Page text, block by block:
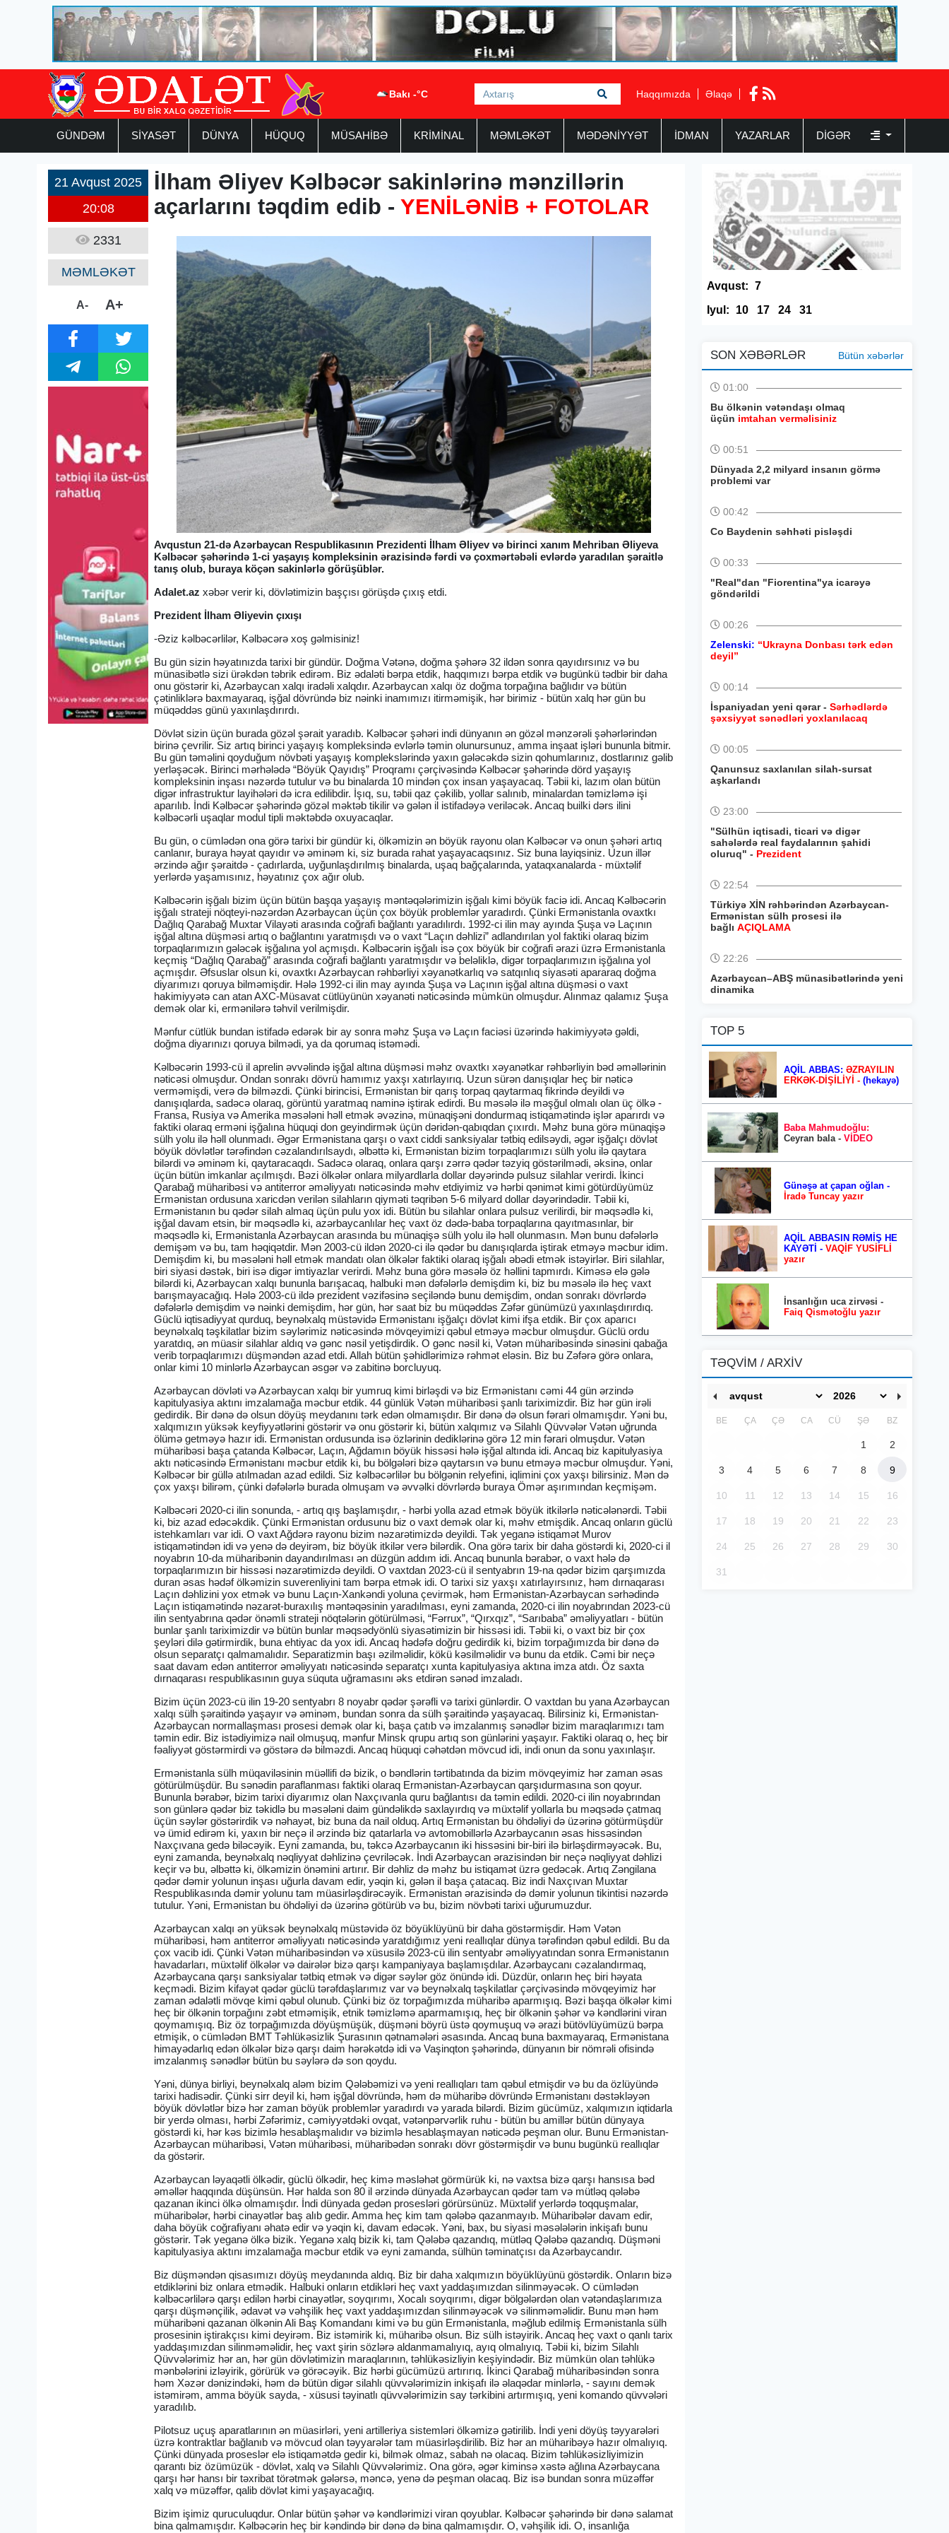
Bakı -°C Haqqımızda Əlaqə
GÜNDƏM SİYASƏT DÜNYA HÜQUQ MÜSAHİBƏ KRİMİNAL MƏMLƏKƏT MƏDƏNİYYƏT İDMAN YAZARLAR DIGƏR
21 Avqust 2025
20:08
2331
MƏMLƏKƏT
A- A+
İlham Əliyev Kəlbəcər sakinlərinə mənzillərin
açarlarını təqdim edib -YENİLƏNİB + FOTOLAR
Avqustun 21-də Azərbaycan Respublikasının Prezidenti İlham Əliyev və birinci xanım Mehriban Əliyeva
Kəlbəcər şəhərində 1-ci yaşayış kompleksinin ərazisində fərdi və çoxmərtəbəli evlərdə yaradılan şəraitlə
tanış olub, buraya köçən sakinlərlə görüşüblər.
Adalet.azxəbər verir ki, dövlətimizin başçısı görüşdə çıxış etdi.
Prezident İlham Əliyevin çıxışı
-Əziz kəlbəcərlilər, Kəlbəcərə xoş gəlmisiniz!
Bu gün sizin həyatınızda tarixi bir gündür. Doğma Vətənə, doğma şəhərə 32 ildən sonra qayıdırsınız və bu
münasibətlə sizi ürəkdən təbrik edirəm. Biz ədaləti bərpa etdik, haqqımızı bərpa etdik və bugünkü tədbir bir daha
onu göstərir ki, Azərbaycan xalqı iradəli xalqdır. Azərbaycan xalqı öz doğma torpağına bağlıdır və bütün
çətinliklərə baxmayaraq, işğal dövründə biz nəinki inamımızı itirməmişik, hər birimiz - bütün xalq hər gün bu
müqəddəs günü yaxınlaşdırırdı.
Dövlət sizin üçün burada gözəl şərait yaradıb. Kəlbəcər şəhəri indi dünyanın ən gözəl mənzərəli şəhərlərindən
birinə çevrilir. Siz artıq birinci yaşayış kompleksində evlərlə təmin olunursunuz, amma inşaat işləri bununla bitmir.
Bu gün təməlini qoyduğum növbəti yaşayış komplekslərində yaxın gələcəkdə sizin qohumlarınız, dostlarınız gəlib
yerləşəcək. Birinci mərhələdə “Böyük Qayıdış” Proqramı çərçivəsində Kəlbəcər şəhərində dörd yaşayış
kompleksinin inşası nəzərdə tutulur və bu binalarda 10 mindən çox insan yaşayacaq. Təbii ki, lazım olan bütün
digər infrastruktur layihələri də icra edilibdir. İşıq, su, təbii qaz çəkilib, yollar salınıb, minalardan təmizləmə işi
aparılıb. İndi Kəlbəcər şəhərində gözəl məktəb tikilir və gələn il istifadəyə veriləcək. Ancaq builki dərs ilini
kəlbəcərli uşaqlar modul tipli məktəbdə oxuyacaqlar.
Bu gün, o cümlədən ona görə tarixi bir gündür ki, ölkəmizin ən böyük rayonu olan Kəlbəcər və onun şəhəri artıq
canlanır, buraya həyat qayıdır və əminəm ki, siz burada rahat yaşayacaqsınız. Siz buna layiqsiniz. Uzun illər
ərzində ağır şəraitdə - çadırlarda, uyğunlaşdırılmış binalarda, uşaq bağçalarında, yataqxanalarda - müxtəlif
yerlərdə yaşamısınız, həyatınız çox ağır olub.
Kəlbəcərin işğalı bizim üçün bütün başqa yaşayış məntəqələrimizin işğalı kimi böyük faciə idi. Ancaq Kəlbəcərin
işğalı strateji nöqteyi-nəzərdən Azərbaycan üçün çox böyük problemlər yaradırdı. Çünki Ermənistanla ovaxtkı
Dağlıq Qarabağ Muxtar Vilayəti arasında coğrafi bağlantı yaradılırdı. 1992-ci ilin may ayında Şuşa və Laçının
işğal altına düşməsi artıq o bağlantını yaratmışdı və o vaxt “Laçın dəhlizi” adlandırılan yol faktiki olaraq bizim
torpaqlarımızın gələcək işğalına yol açmışdı. Kəlbəcərin işğalı isə çox böyük bir coğrafi ərazi üzrə Ermənistanla
keçmiş “Dağlıq Qarabağ” arasında coğrafi bağlantı yaratmışdır və beləliklə, digər torpaqlarımızın işğalına yol
açmışdır. Əfsuslar olsun ki, ovaxtkı Azərbaycan rəhbərliyi xəyanətkarlıq və satqınlıq siyasəti apararaq doğma
diyarımızı qoruya bilməmişdir. Hələ 1992-ci ilin may ayında Şuşa və Laçının işğal altına düşməsi o vaxt
hakimiyyətə can atan AXC-Müsavat cütlüyünün xəyanəti nəticəsində mümkün olmuşdur. Alınmaz qalamız Şuşa
demək olar ki, ermənilərə təhvil verilmişdir.
Mənfur cütlük bundan istifadə edərək bir ay sonra məhz Şuşa və Laçın faciəsi üzərində hakimiyyətə gəldi,
doğma diyarınızı qoruya bilmədi, ya da qorumaq istəmədi.
Kəlbəcərin 1993-cü il aprelin əvvəlində işğal altına düşməsi məhz ovaxtkı xəyanətkar rəhbərliyin bəd əməllərinin
nəticəsi olmuşdur. Ondan sonrakı dövrü hamımız yaxşı xatırlayırıq. Uzun sürən danışıqlar heç bir nəticə
verməmişdi, verə də bilməzdi. Çünki birincisi, Ermənistan bir qarış torpaq qaytarmaq fikrində deyildi və
danışıqlarda, sadəcə olaraq, görüntü yaratmaq naminə iştirak edirdi. Bu məsələ ilə məşğul olmalı olan üç ölkə -
Fransa, Rusiya və Amerika məsələni həll etmək əvəzinə, münaqişəni dondurmaq istiqamətində işlər aparırdı və
faktiki olaraq erməni işğalına hüquqi don geyindirmək üçün dəridən-qabıqdan çıxırdı. Məhz buna görə münaqişə
sülh yolu ilə həll olunmadı. Əgər Ermənistana qarşı o vaxt ciddi sanksiyalar tətbiq edilsəydi, əgər işğalçı dövlət
böyük dövlətlər tərəfindən cəzalandırılsaydı, əlbəttə ki, Ermənistan bizim torpaqlarımızı sülh yolu ilə qaytara
bilərdi və əminəm ki, qaytaracaqdı. Sadəcə olaraq, onlara qarşı zərrə qədər təzyiq göstərilmədi, əksinə, onlar
üçün bütün imkanlar açılmışdı. Bəzi ölkələr onlara milyardlarla dollar dəyərində pulsuz silahlar verirdi. İkinci
Qarabağ müharibəsi və antiterror əməliyyatı nəticəsində məhv etdiyimiz və hərbi qənimət kimi götürdüyümüz
Ermənistan ordusuna xaricdən verilən silahların qiyməti təqribən 5-6 milyard dollar dəyərindədir. Təbii ki,
Ermənistanın bu qədər silah almaq üçün pulu yox idi. Bütün bu silahlar onlara pulsuz verilirdi, bir məqsədlə ki,
işğal davam etsin, bir məqsədlə ki, azərbaycanlılar heç vaxt öz dədə-baba torpaqlarına qayıtmasınlar, bir
məqsədlə ki, Ermənistanla Azərbaycan arasında bu münaqişə sülh yolu ilə həll olunmasın. Mən bunu dəfələrlə
demişəm və bu, tam həqiqətdir. Mən 2003-cü ildən 2020-ci ilə qədər bu danışıqlarda iştirak etməyə məcbur idim.
Demişdim ki, bu məsələni həll etmək mandatı olan ölkələr faktiki olaraq işğalı əbədi etmək istəyirlər. Biri silahlar,
biri siyasi dəstək, biri isə digər imtiyazlar verirdi. Məhz buna görə məsələ öz həllini tapmırdı. Kiməsə elə gələ
bilərdi ki, Azərbaycan xalqı bununla barışacaq, halbuki mən dəfələrlə demişdim ki, biz bu məsələ ilə heç vaxt
barışmayacağıq. Hələ 2003-cü ildə prezident vəzifəsinə seçiləndə bunu demişdim, ondan sonrakı dövrlərdə
dəfələrlə demişdim və nəinki demişdim, hər gün, hər saat biz bu müqəddəs Zəfər günümüzü yaxınlaşdırırdıq.
Güclü iqtisadiyyat qurduq, beynəlxalq müstəvidə Ermənistanı işğalçı dövlət kimi ifşa etdik. Bir çox aparıcı
beynəlxalq təşkilatlar bizim səylərimiz nəticəsində mövqeyimizi qəbul etməyə məcbur olmuşdur. Güclü ordu
yaratdıq, ən müasir silahlar aldıq və gənc nəsil yetişdirdik. O gənc nəsil ki, Vətən müharibəsində sinəsini qabağa
verib torpaqlarımızı düşməndən azad etdi. Allah bütün şəhidlərimizə rəhmət eləsin. Biz bu Zəfərə görə onlara,
onlar kimi 10 minlərlə Azərbaycan əsgər və zabitinə borcluyuq.
Azərbaycan dövləti və Azərbaycan xalqı bir yumruq kimi birləşdi və biz Ermənistanı cəmi 44 gün ərzində
kapitulyasiya aktını imzalamağa məcbur etdik. 44 günlük Vətən müharibəsi şanlı tariximizdir. Biz hər gün irəli
gedirdik. Bir dənə də olsun döyüş meydanını tərk edən olmamışdır. Bir dənə də olsun fərari olmamışdır. Yəni bu,
xalqımızın yüksək keyfiyyətlərini göstərir və onu göstərir ki, bütün xalqımız və Silahlı Qüvvələr Vətən uğrunda
ölümə getməyə hazır idi. Ermənistan ordusunda isə özlərinin dediklərinə görə 12 min fərari olmuşdur. Vətən
müharibəsi başa çatanda Kəlbəcər, Laçın, Ağdamın böyük hissəsi hələ işğal altında idi. Ancaq biz kapitulyasiya
aktı nəticəsində Ermənistanı məcbur etdik ki, bu bölgələri bizə qaytarsın və bunu etməyə məcbur olmuşdur. Yəni,
Kəlbəcər bir güllə atılmadan azad edildi. Siz kəlbəcərlilər bu bölgənin relyefini, iqlimini çox yaxşı bilirsiniz. Mən də
çox yaxşı bilirəm, çünki dəfələrlə burada olmuşam və əvvəlki dövrlərdə buraya Ömər aşırımından keçmişəm.
Kəlbəcəri 2020-ci ilin sonunda, - artıq qış başlamışdır, - hərbi yolla azad etmək böyük itkilərlə nəticələnərdi. Təbii
ki, biz azad edəcəkdik. Çünki Ermənistan ordusunu biz o vaxt demək olar ki, məhv etmişdik. Ancaq onların güclü
istehkamları var idi. O vaxt Ağdərə rayonu bizim nəzarətimizdə deyildi. Tək yeganə istiqamət Murov
istiqamətindən idi və yenə də deyirəm, biz böyük itkilər verə bilərdik. Ona görə tarix bir daha göstərdi ki, 2020-ci il
noyabrın 10-da müharibənin dayandırılması ən düzgün addım idi. Ancaq bununla bərabər, o vaxt hələ də
torpaqlarımızın bir hissəsi nəzarətimizdə deyildi. O vaxtdan 2023-cü il sentyabrın 19-na qədər bizim qarşımızda
duran əsas hədəf ölkəmizin suverenliyini tam bərpa etmək idi. O tarixi siz yaxşı xatırlayırsınız, həm dırnaqarası
Laçın dəhlizini yox etmək və bunu Laçın-Xankəndi yoluna çevirmək, həm Ermənistan-Azərbaycan sərhədində
Laçın istiqamətində nəzarət-buraxılış məntəqəsinin yaradılması, eyni zamanda, 2020-ci ilin noyabrından 2023-cü
ilin sentyabrına qədər önəmli strateji nöqtələrin götürülməsi, “Fərrux”, “Qırxqız”, “Sarıbaba” əməliyyatları - bütün
bunlar şanlı tariximizdir və bütün bunlar məqsədyönlü siyasətimizin bir hissəsi idi. Təbii ki, o vaxt biz bir çox
şeyləri dilə gətirmirdik, buna ehtiyac da yox idi. Ancaq hədəfə doğru gedirdik ki, bizim torpağımızda bir dənə də
olsun separatçı qalmamalıdır. Separatizmin başı əzilməlidir, kökü kəsilməlidir və bunu da etdik. Cəmi bir neçə
saat davam edən antiterror əməliyyatı nəticəsində separatçı xunta kapitulyasiya aktına imza atdı. Öz saxta
dırnaqarası respublikasının guya süquta uğramasını əks etdirən sənəd imzaladı.
Bizim üçün 2023-cü ilin 19-20 sentyabrı 8 noyabr qədər şərəfli və tarixi günlərdir. O vaxtdan bu yana Azərbaycan
xalqı sülh şəraitində yaşayır və əminəm, bundan sonra da sülh şəraitində yaşayacaq. Bilirsiniz ki, Ermənistan-
Azərbaycan normallaşması prosesi demək olar ki, başa çatıb və imzalanmış sənədlər bizim maraqlarımızı tam
təmin edir. Biz istədiyimizə nail olmuşuq, mənfur Minsk qrupu artıq son günlərini yaşayır. Faktiki olaraq o, heç bir
fəaliyyət göstərmirdi və göstərə də bilməzdi. Ancaq hüquqi cəhətdən mövcud idi, indi onun da sonu yaxınlaşır.
Ermənistanla sülh müqaviləsinin müəllifi də bizik, o bəndlərin tərtibatında da bizim mövqeyimiz hər zaman əsas
götürülmüşdür. Bu sənədin paraflanması faktiki olaraq Ermənistan-Azərbaycan qarşıdurmasına son qoyur.
Bununla bərabər, bizim tarixi diyarımız olan Naxçıvanla quru bağlantısı da təmin edildi. 2020-ci ilin noyabrından
son günlərə qədər biz təkidlə bu məsələni daim gündəlikdə saxlayırdıq və müxtəlif yollarla bu məqsədə çatmaq
üçün səylər göstərirdik və nəhayət, biz buna da nail olduq. Artıq Ermənistan bu öhdəliyi də üzərinə götürmüşdür
və ümid edirəm ki, yaxın bir neçə il ərzində biz qatarlarla və avtomobillərlə Azərbaycanın əsas hissəsindən
Naxçıvana gedə biləcəyik. Eyni zamanda, bu, təkcə Azərbaycanın iki hissəsini bir-biri ilə birləşdirməyəcək. Bu,
eyni zamanda, beynəlxalq nəqliyyat dəhlizinə çevriləcək. İndi Azərbaycan ərazisindən bir neçə nəqliyyat dəhlizi
keçir və bu, əlbəttə ki, ölkəmizin önəmini artırır. Bir dəhliz də məhz bu istiqamət üzrə gedəcək. Artıq Zəngilana
qədər dəmir yolunun inşası uğurla davam edir, yəqin ki, gələn il başa çatacaq. Biz indi Naxçıvan Muxtar
Respublikasında dəmir yolunu tam müasirləşdirəcəyik. Ermənistan ərazisində də dəmir yolunun tikintisi nəzərdə
tutulur. Yəni, Ermənistan bu öhdəliyi də üzərinə götürüb və bu, bizim növbəti tarixi uğurumuzdur.
Azərbaycan xalqı ən yüksək beynəlxalq müstəvidə öz böyüklüyünü bir daha göstərmişdir. Həm Vətən
müharibəsi, həm antiterror əməliyyatı nəticəsində yaratdığımız yeni reallıqlar dünya tərəfindən qəbul edildi. Bu da
çox vacib idi. Çünki Vətən müharibəsindən və xüsusilə 2023-cü ilin sentyabr əməliyyatından sonra Ermənistanın
havadarları, müxtəlif ölkələr və dairələr bizə qarşı kampaniyaya başlamışdılar. Azərbaycanı cəzalandırmaq,
Azərbaycana qarşı sanksiyalar tətbiq etmək və digər səylər göz önündə idi. Düzdür, onların heç biri həyata
keçmədi. Bizim kifayət qədər güclü tərəfdaşlarımız var və beynəlxalq təşkilatlar çərçivəsində mövqeyimiz hər
zaman ədalətli mövqe kimi qəbul olunub. Çünki biz öz torpağımızda müharibə aparmışıq. Bəzi başqa ölkələr kimi
heç bir ölkənin torpağını zəbt etməmişik, etnik təmizləmə aparmamışıq, heç bir ölkənin şəhər və kəndlərini viran
qoymamışıq. Biz öz torpağımızda döyüşmüşük, düşməni böyrü üstə qoymuşuq və ərazi bütövlüyümüzü bərpa
etmişik, o cümlədən BMT Təhlükəsizlik Şurasının qətnamələri əsasında. Ancaq buna baxmayaraq, Ermənistana
himayədarlıq edən ölkələr bizə qarşı daim hərəkətdə idi və Vaşinqton şəhərində, dünyanın bir nömrəli ofisində
imzalanmış sənədlər bütün bu səylərə də son qoydu.
Yəni, dünya birliyi, beynəlxalq aləm bizim Qələbəmizi və yeni reallıqları tam qəbul etmişdir və bu da özlüyündə
tarixi hadisədir. Çünki sirr deyil ki, həm işğal dövründə, həm də müharibə dövründə Ermənistanı dəstəkləyən
böyük dövlətlər bizə hər zaman böyük problemlər yaradırdı və yarada bilərdi. Bizim gücümüz, xalqımızın iqtidarla
bir yerdə olması, hərbi Zəfərimiz, cəmiyyətdəki ovqat, vətənpərvərlik ruhu - bütün bu amillər bütün dünyaya
göstərdi ki, hər kəs bizimlə hesablaşmalıdır və bizimlə hesablaşmayan nəticədə peşman olur. Bunu Ermənistan-
Azərbaycan müharibəsi, Vətən müharibəsi, müharibədən sonrakı dövr göstərmişdir və bunu bugünkü reallıqlar
da göstərir.
Azərbaycan ləyaqətli ölkədir, güclü ölkədir, heç kimə məsləhət görmürük ki, nə vaxtsa bizə qarşı hansısa bəd
əməllər haqqında düşünsün. Hər halda son 80 il ərzində dünyada Azərbaycan qədər tam və mütləq qələbə
qazanan ikinci ölkə olmamışdır. İndi dünyada gedən prosesləri görürsünüz. Müxtəlif yerlərdə toqquşmalar,
müharibələr, hərbi cinayətlər baş alıb gedir. Amma heç kim tam qələbə qazanmayıb. Müharibələr davam edir,
daha böyük coğrafiyanı əhatə edir və yəqin ki, davam edəcək. Yəni, bax, bu siyasi məsələlərin inkişafı bunu
göstərir. Tək yeganə ölkə bizik. Yeganə xalq bizik ki, tam Qələbə qazandıq, mütləq Qələbə qazandıq. Düşməni
kapitulyasiya aktını imzalamağa məcbur etdik və eyni zamanda, sülhün təminatçısı da Azərbaycandır.
Biz düşməndən qisasımızı döyüş meydanında aldıq. Biz bir daha xalqımızın böyüklüyünü göstərdik. Onların bizə
etdiklərini biz onlara etmədik. Halbuki onların etdikləri heç vaxt yaddaşımızdan silinməyəcək. O cümlədən
kəlbəcərlilərə qarşı edilən hərbi cinayətlər, soyqırımı, Xocalı soyqırımı, digər bölgələrdən olan vətəndaşlarımıza
qarşı düşmənçilik, ədavət və vəhşilik heç vaxt yaddaşımızdan silinməyəcək və silinməməlidir. Bunu mən həm
müharibəni qazanan ölkənin Ali Baş Komandanı kimi və bu gün Ermənistanla, məğlub edilmiş Ermənistanla sülh
prosesinin iştirakçısı kimi deyirəm. Biz istəmirik ki, müharibə olsun. Biz sülh istəyirik. Ancaq heç vaxt o qanlı tarix
yaddaşımızdan silinməməlidir, heç vaxt şirin sözlərə aldanmamalıyıq, ayıq olmalıyıq. Təbii ki, bizim Silahlı
Qüvvələrimiz hər an, hər gün dövlətimizin maraqlarının, təhlükəsizliyin keşiyindədir. Biz mümkün olan təhlükə
mənbələrini izləyirik, görürük və görəcəyik. Biz hərbi gücümüzü artırırıq. İkinci Qarabağ müharibəsindən sonra
həm Xəzər dənizindəki, həm də bütün digər silahlı qüvvələrimizin inkişafı ilə əlaqədar minlərlə, - sayını demək
istəmirəm, amma böyük sayda, - xüsusi təyinatlı qüvvələrimizin say tərkibini artırmışıq, yeni komando qüvvələri
yaradılıb.
Pilotsuz uçuş aparatlarının ən müasirləri, yeni artilleriya sistemləri ölkəmizə gətirilib. İndi yeni döyüş təyyarələri
üzrə kontraktlar bağlanıb və mövcud olan təyyarələr tam müasirləşdirilib. Biz hər an müharibəyə hazır olmalıyıq.
Çünki dünyada proseslər elə istiqamətdə gedir ki, bilmək olmaz, sabah nə olacaq. Bizim təhlükəsizliyimizin
qarantı biz özümüzük - dövlət, xalq və Silahlı Qüvvələrimiz. Ona görə, əgər kiminsə xəstə ağlına Azərbaycana
qarşı hər hansı bir təxribat törətmək gələrsə, məncə, yenə də peşman olacaq. Biz isə bundan sonra müzəffər
xalq və müzəffər, qalib dövlət kimi yaşayacağıq.
Bizim işimiz quruculuqdur. Onlar bütün şəhər və kəndlərimizi viran qoyublar. Kəlbəcər şəhərində bir dənə salamat
bina qalmamışdır. Kəlbəcərin heç bir kəndində bir dənə də bina qalmamışdır. O, vəhşilik idi. O, insanlığa
Avqust: 7
Iyul:
10 17 24 31
SON XƏBƏRLƏR Bütün xəbərlər
01:00
Bu ölkənin vətəndaşı olmaq
üçün imtahan verməlisiniz
00:51
Dünyada 2,2 milyard insanın görmə
problemi var
00:42
Co Baydenin səhhəti pisləşdi
00:33
"Real"dan "Fiorentina"ya icarəyə
göndərildi
00:26
Zelenski: “Ukrayna Donbası tərk edən
deyil”
00:14
İspaniyadan yeni qərar - Sərhədlərdə
şəxsiyyət sənədləri yoxlanılacaq
00:05
Qanunsuz saxlanılan silah-sursat
aşkarlandı
23:00
"Sülhün iqtisadi, ticari və digər
sahələrdə real faydalarının şahidi
oluruq" - Prezident
22:54
Türkiyə XİN rəhbərindən Azərbaycan-
Ermənistan sülh prosesi ilə
bağlı AÇIQLAMA
22:26
Azərbaycan–ABŞ münasibətlərində yeni
dinamika
TOP 5
AQİL ABBAS: ƏZRAYILIN
ERKƏK-DİŞİLİYİ - (hekayə)
Baba Mahmudoğlu:
Ceyran bala - VİDEO
Günəşə at çapan oğlan -
İradə Tuncay yazır
AQİL ABBASIN RƏMİŞ HE
KAYƏTİ - VAQİF YUSİFLİ
yazır
İnsanlığın uca zirvəsi -
Faiq Qismətoğlu yazır
TƏQVİM / ARXİV
BE ÇA ÇƏ CA CÜ ŞƏ BZ
1 2
3 4 5 6 7 8 9
10 11 12 13 14 15 16
17 18 19 20 21 22 23
24 25 26 27 28 29 30
31